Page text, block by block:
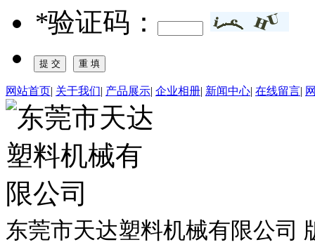
*验证码：
网站首页| 关于我们| 产品展示| 企业相册| 新闻中心| 在线留言|
东莞市天达塑料机械有限公司